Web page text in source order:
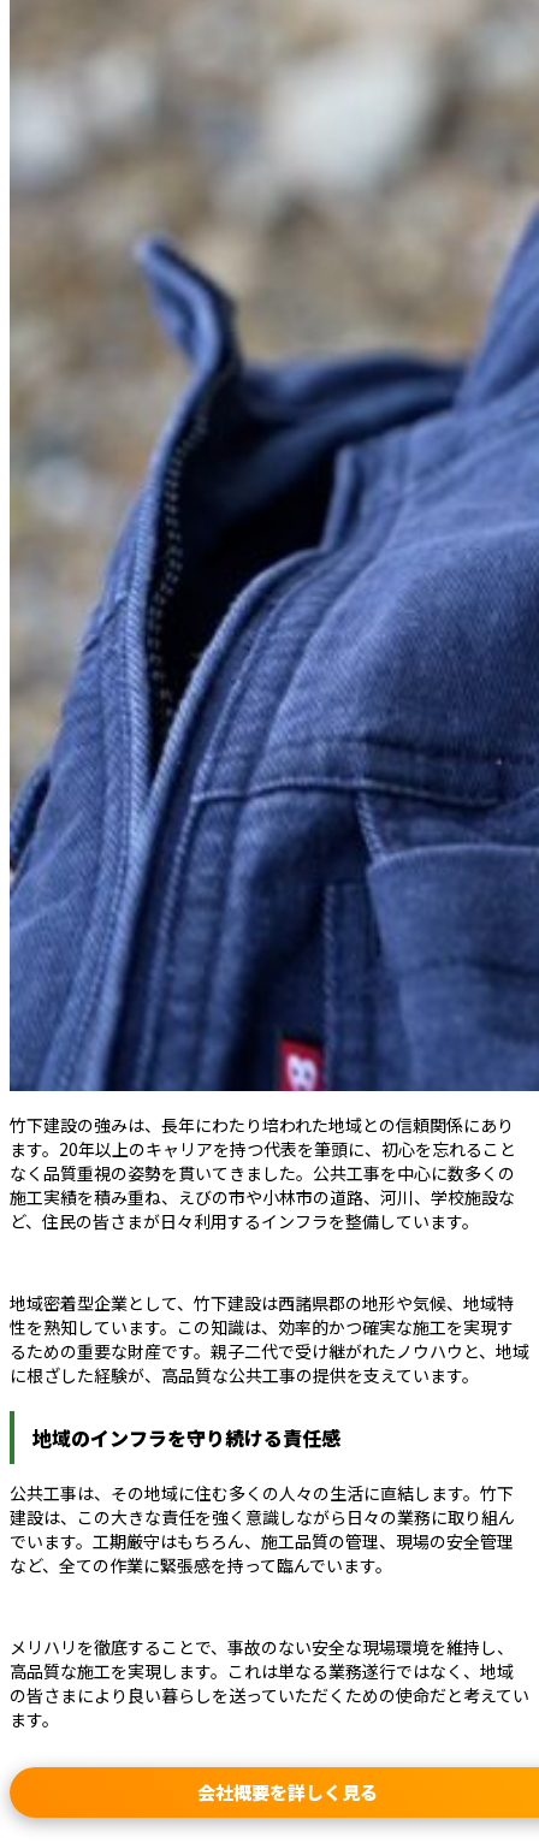
竹下建設の強みは、長年にわたり培われた地域との信頼関係にあり
ます。20年以上のキャリアを持つ代表を筆頭に、初心を忘れること
なく品質重視の姿勢を貫いてきました。公共工事を中心に数多くの
施工実績を積み重ね、えびの市や小林市の道路、河川、学校施設な
ど、住民の皆さまが日々利用するインフラを整備しています。
地域密着型企業として、竹下建設は西諸県郡の地形や気候、地域特
性を熟知しています。この知識は、効率的かつ確実な施工を実現す
るための重要な財産です。親子二代で受け継がれたノウハウと、地域
に根ざした経験が、高品質な公共工事の提供を支えています。
地域のインフラを守り続ける責任感
公共工事は、その地域に住む多くの人々の生活に直結します。竹下
建設は、この大きな責任を強く意識しながら日々の業務に取り組ん
でいます。工期厳守はもちろん、施工品質の管理、現場の安全管理
など、全ての作業に緊張感を持って臨んでいます。
メリハリを徹底することで、事故のない安全な現場環境を維持し、
高品質な施工を実現します。これは単なる業務遂行ではなく、地域
の皆さまにより良い暮らしを送っていただくための使命だと考えてい
ます。
会社概要を詳しく見る